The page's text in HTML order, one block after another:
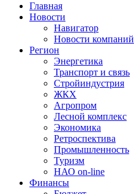
Главная
Новости
Навигатор
Новости компаний
Регион
Энергетика
Транспорт и связь
Стройиндустрия
ЖКХ
Агропром
Лесной комплекс
Экономика
Ретроспектива
Промышленность
Туризм
НАО on-line
Финансы